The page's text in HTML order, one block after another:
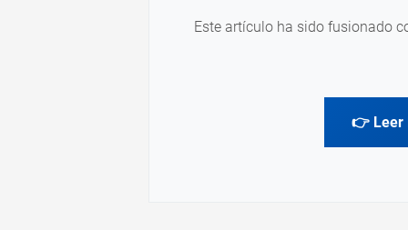
Este artículo ha sido fusionado
👉 Leer